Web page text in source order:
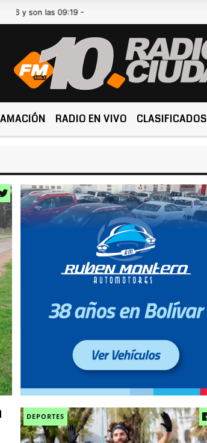
09:19 -
RADIO EN VIVO CLASIFICADOS
DEPORTES